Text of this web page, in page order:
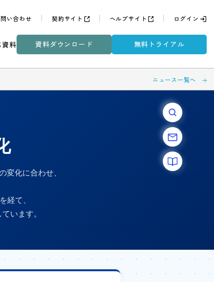
い合わせ 契約サイト ヘルプサイト ログイン
資料 資料ダウンロード 無料トライアル
ニュース一覧へ
化に合わせ、
て、
います。